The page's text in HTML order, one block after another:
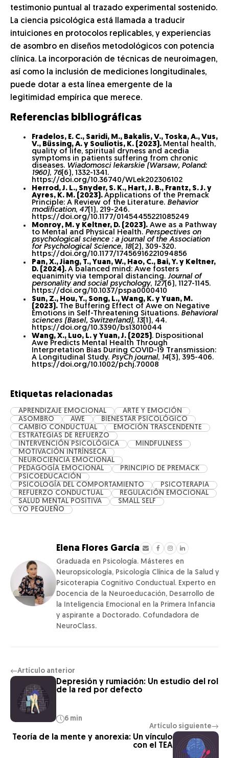
testimonio puntual al trazado experimental sostenido.
La ciencia psicológica está llamada a traducir
intuiciones en protocolos replicables, y experiencias
de asombro en diseños metodológicos con potencia
clínica. La incorporación de técnicas de neuroimagen,
así como la inclusión de mediciones longitudinales,
puede dotar a esta línea emergente de la
legitimidad empírica que merece.
Referencias bibliográficas
Fradelos, E. C., Saridi, M., Bakalis, V., Toska, A., Vus,
V., Büssing, A. y Souliotis, K. (2023). Mental health,
quality of life, spiritual dryness and acedia
symptoms in patients suffering from chronic
diseases. Wiadomosci lekarskie (Warsaw, Poland:
1960), 76(6), 1332-1341.
https://doi.org/10.36740/WLek202306102
Herrod, J. L., Snyder, S. K., Hart, J. B., Frantz, S. J. y
Ayres, K. M. (2023). Applications of the Premack
Principle: A Review of the Literature. Behavior
modification, 47(1), 219-246.
https://doi.org/10.1177/01454455221085249
Monroy, M. y Keltner, D. (2023). Awe as a Pathway
to Mental and Physical Health. Perspectives on
psychological science : a journal of the Association
for Psychological Science, 18(2), 309-320.
https://doi.org/10.1177/17456916221094856
Pan, X., Jiang, T., Yuan, W., Hao, C., Bai, Y. y Keltner,
D. (2024). A balanced mind: Awe fosters
equanimity via temporal distancing. Journal of
personality and social psychology, 127(6), 1127-1145.
https://doi.org/10.1037/pspa0000410
Sun, Z., Hou, Y., Song, L., Wang, K. y Yuan, M.
(2023). The Buffering Effect of Awe on Negative
Emotions in Self-Threatening Situations. Behavioral
sciences (Basel, Switzerland), 13(1), 44.
https://doi.org/10.3390/bs13010044
Wang, X., Luo, L. y Yuan, J. (2025). Dispositional
Awe Predicts Mental Health Through
Interpretation Bias During COVID-19 Transmission:
A Longitudinal Study. PsyCh journal, 14(3), 395-406.
https://doi.org/10.1002/pchj.70008
Etiquetas relacionadas
APRENDIZAJE EMOCIONAL
ARTE Y EMOCIÓN
ASOMBRO
AWE
BIENESTAR PSICOLÓGICO
CAMBIO CONDUCTUAL
EMOCIÓN TRASCENDENTE
ESTRATEGIAS DE REFUERZO
INTERVENCIÓN PSICOLÓGICA
MINDFULNESS
MOTIVACIÓN INTRÍNSECA
NEUROCIENCIA EMOCIONAL
PEDAGOGÍA EMOCIONAL
PRINCIPIO DE PREMACK
PSICOEDUCACIÓN
PSICOLOGÍA DEL COMPORTAMIENTO
PSICOTERAPIA
REFUERZO CONDUCTUAL
REGULACIÓN EMOCIONAL
SALUD MENTAL POSITIVA
SMALL SELF
YO PEQUEÑO
Elena Flores García
Graduada en Psicología. Másteres en
Neuropsicología, Psicología Clínica de la Salud y
Psicoterapia Cognitivo Conductual. Experto en
Docencia de la Neuroeducación, Desarrollo de
la Inteligencia Emocional en la Primera Infancia
y aspirante a Doctorado. Cofundadora de
NeuroClass.
←Artículo anterior
Depresión y rumiación: Un estudio del rol
de la red por defecto
6 min
Artículo siguiente→
Teoría de la mente y anorexia: Un vínculo
con el TEA